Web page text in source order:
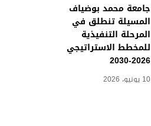
جامعة محمد بوضياف
المسيلة تنطلق في
المرحلة التنفيذية
للمخطط الاستراتيجي
2026-2030
10 يونيو، 2026